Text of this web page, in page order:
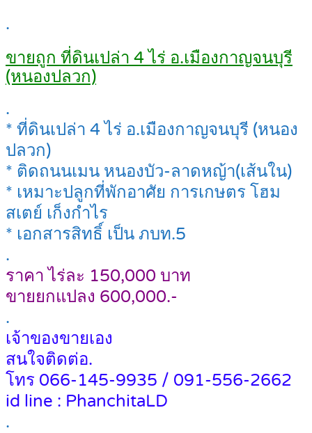
.
ขายถูก ที่ดินเปล่า 4 ไร่ อ.เมืองกาญจนบุรี
(หนองปลวก)
.
* ที่ดินเปล่า 4 ไร่ อ.เมืองกาญจนบุรี (หนอง
ปลวก)
* ติดถนนเมน หนองบัว-ลาดหญ้า(เส้นใน)
* เหมาะปลูกที่พักอาศัย การเกษตร โฮม
สเตย์ เก็งกำไร
* เอกสารสิทธิ์ เป็น ภบท.5
.
ราคา ไร่ละ 150,000 บาท
ขายยกแปลง 600,000.-
.
เจ้าของขายเอง
สนใจติดต่อ.
โทร 066-145-9935 / 091-556-2662
id line : PhanchitaLD
.